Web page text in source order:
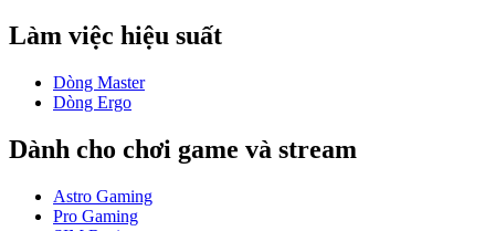
Làm việc hiệu suất
Dòng Master
Dòng Ergo
Dành cho chơi game và stream
Astro Gaming
Pro Gaming